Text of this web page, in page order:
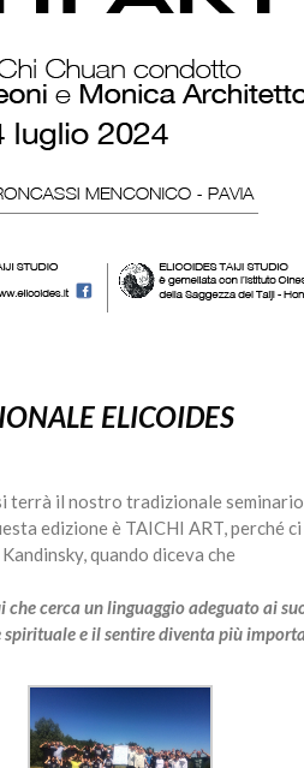
ELICOIDES
terrà il nostro tradizionale
edizione è TAICHI ART, perché
quando diceva che
che cerca un linguaggio adeguatoai
spirituale e il sentire diventa più